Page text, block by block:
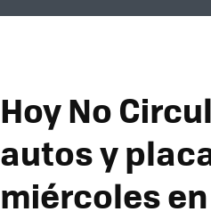
Hoy No
autos y
miércoles en